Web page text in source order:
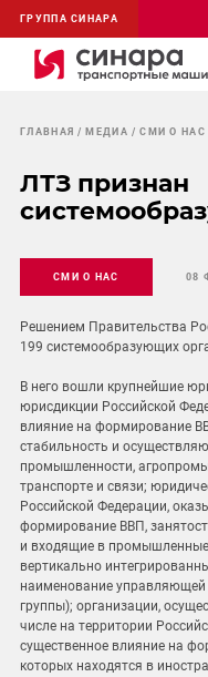
ГРУППА СИНАРА
ГЛАВНАЯ МЕДИА СМИ О НАС
ЛТЗ признан
СМИ О НАС 08
Решением Правительства
199 системообразующих
В него вошли крупнейшие
юрисдикции Российской
влияние на формирование
стабильность и
промышленности,
транспорте и связи;
Российской Федерации,
формирование ВВП,
и входящие в промышленные
вертикально
наименование управляющей
группы); организации,
числе на территории
существенное влияние на
которых находятся в